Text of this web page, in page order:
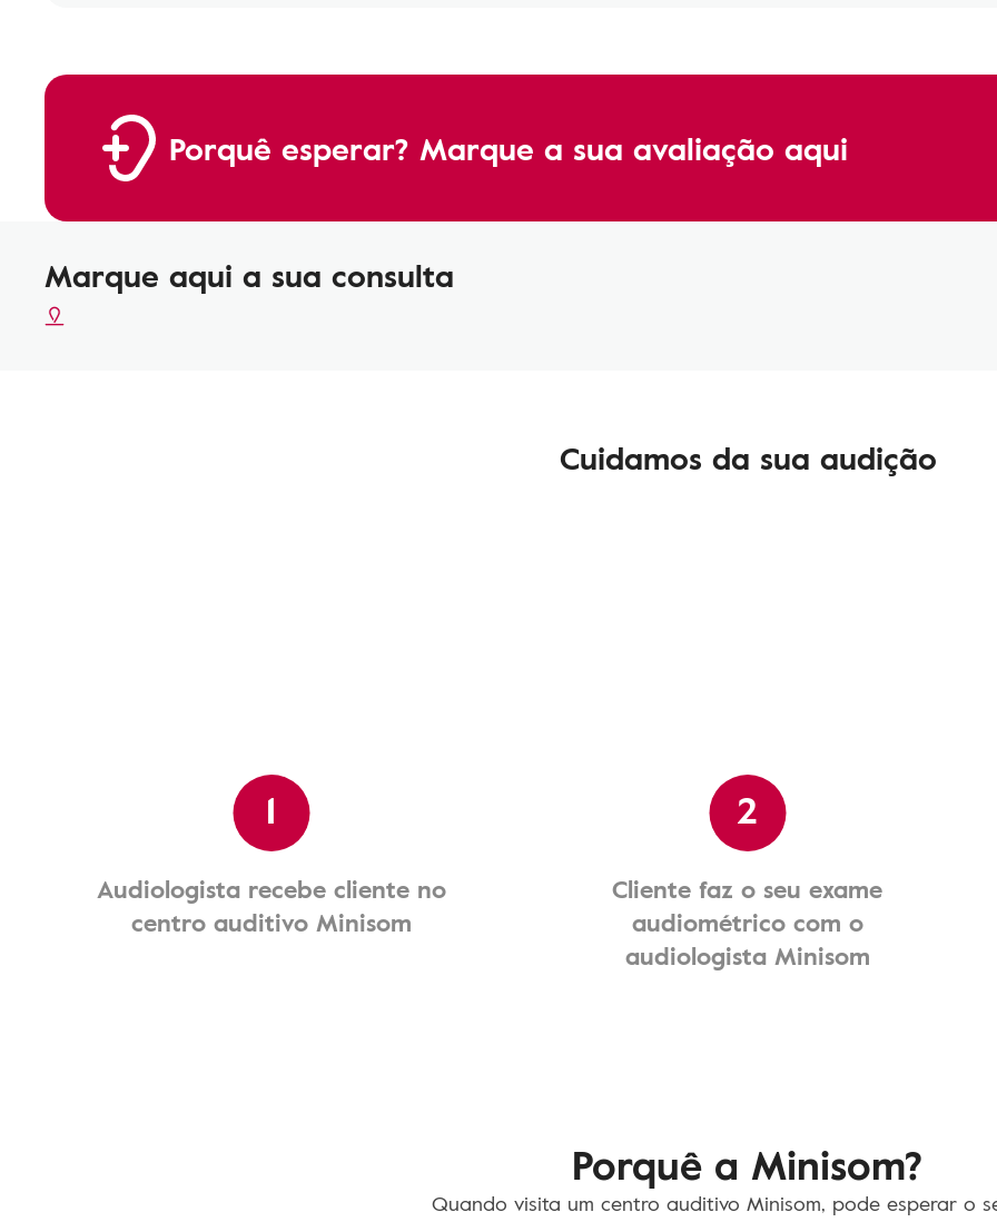
Porquê esperar? Marque a sua avaliação aqui
Marque aqui a sua consulta
Cuidamos da sua audição
1
Audiologista recebe cliente no
centro auditivo Minisom
2
Cliente faz o seu exame
audiométrico com o
audiologista Minisom
Porquê a Minisom?
Quando visita um centro auditivo Minisom, pode esperar o